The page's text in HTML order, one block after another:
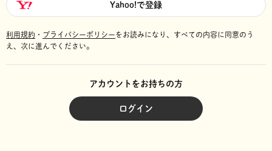
Yahoo!で登録
利用規約 ・ プライバシーポリシーをお読みになり、 すべての内容に同意のう
え、次に進んでください。
アカウントをお持ちの方
ログイン